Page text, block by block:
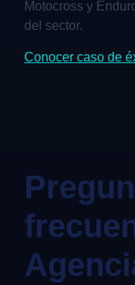
Motocross y
del sector.
Conocer caso de